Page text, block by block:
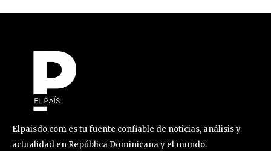
Elpaisdo.com es tu fuente confiable de noticias, análisis y
actualidad en República Dominicana y el mundo.